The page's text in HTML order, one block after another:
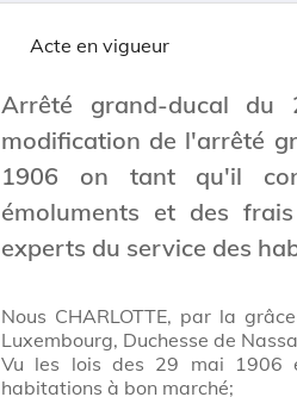
Acte en vigueur
Arrêté grand-ducal du
modification de l'arrêté
1906 on tant qu'il
émoluments et des
experts du service des
Nous CHARLOTTE, par la
Luxembourg, Duchesse de
Vu les lois des 29 mai 1906
habitations à bon marché;